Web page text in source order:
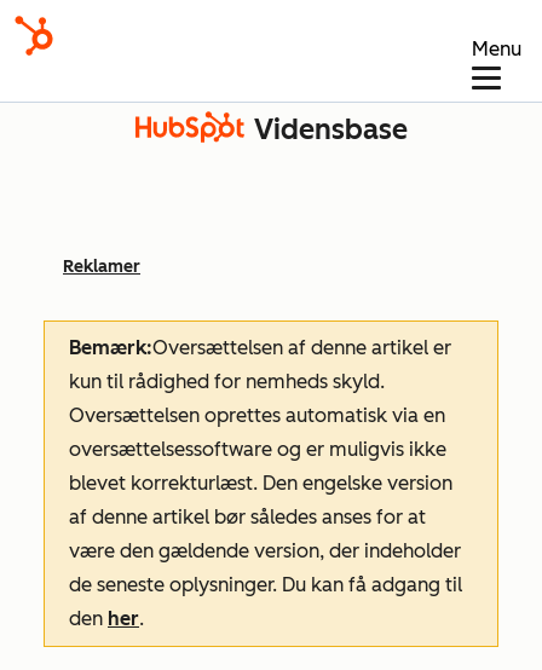
Menu
Vidensbase
Reklamer
Bemærk:Oversættelsen af denne artikel er
kun til rådighed for nemheds skyld.
Oversættelsen oprettes automatisk via en
oversættelsessoftware og er muligvis ikke
blevet korrekturlæst. Den engelske version
af denne artikel bør således anses for at
være den gældende version, der indeholder
de seneste oplysninger. Du kan få adgang til
den her.